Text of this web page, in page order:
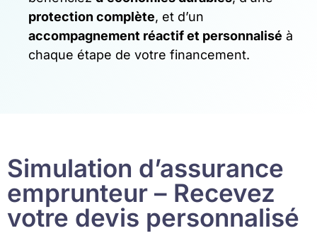
protection complète, et d’un
accompagnement réactif et personnalisé à
chaque étape de votre financement.
Simulation d’assurance
emprunteur – Recevez
votre devis personnalisé